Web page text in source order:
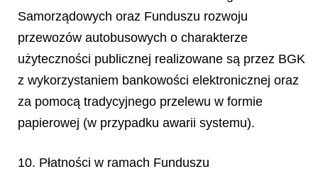
Samorządowych oraz Funduszu rozwoju
przewozów autobusowych o charakterze
użyteczności publicznej realizowane są przez BGK
z wykorzystaniem bankowości elektronicznej oraz
za pomocą tradycyjnego przelewu w formie
papierowej (w przypadku awarii systemu).
10. Płatności w ramach Funduszu